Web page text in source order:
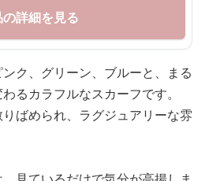
詳細を見る
ク、グリーン、ブルーと、まる
るカラフルなスカーフです。
ばめられ、ラグジュアリーな雰